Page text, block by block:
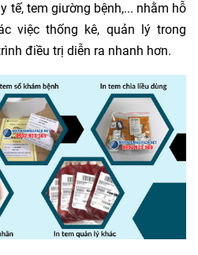
tế, tem giường bệnh,... nhằm hỗ
việc thống kê, quản lý trong
điều trị diễn ra nhanh hơn.